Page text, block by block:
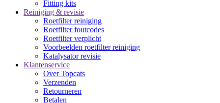
Fitting kits
Reiniging & revisie
Roetfilter reiniging
Roetfilter foutcodes
Roetfilter verplicht
Voorbeelden roetfilter reiniging
Katalysator revisie
Klantenservice
Over Topcats
Verzenden
Retourneren
Betalen